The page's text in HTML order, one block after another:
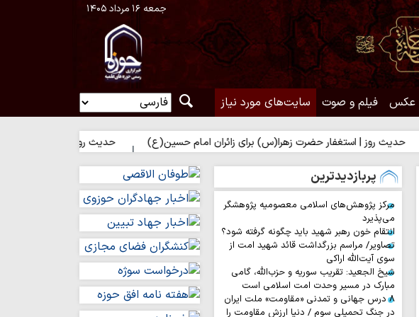
جمعه ۱۶ مرداد ۱۴۰۵
عکس فیلم و صوت سایت‌های مورد نیاز
استغفار حضرت زهرا(س) برای زائران امام حسین(ع) حدیث روز | مباهات خداوند به زائر
پربازدیدترین
مرکز پژوهش‌های اسلامی معصومیه پژوهشگر
می‌پذیرد
انتقام خون رهبر شهید باید چگونه گرفته شود؟
تصاویر/ مراسم بزرگداشت قائد شهید امت از
سوی آیت‌الله اراکی
شیخ الجعید: تقریب سوریه و حزب‌الله، گامی
مبارک در مسیر وحدت امت اسلامی است
۸ درس جهانی و تمدنی «مقاومت» ملت ایران
در جنگ تحمیلی سوم / دنیا ارزش مقاومت را